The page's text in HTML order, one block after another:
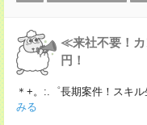
≪来社不要！カ
円！
＊+。:.゜長期案件！スキ
みる